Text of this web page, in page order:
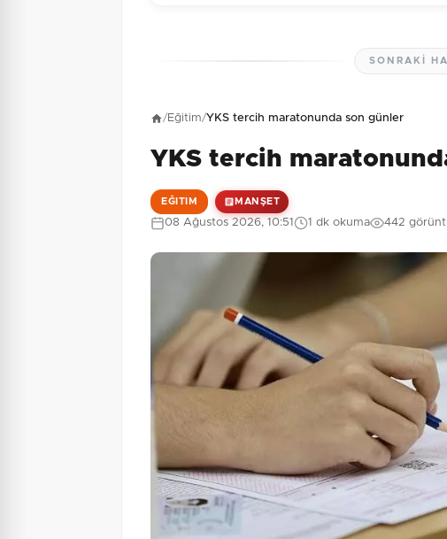
Güvenlik Sorusu: 5 + 3 = ?
SONRAKI
/Eğitim/YKS tercih maratonunda son günler
YKS tercih
EĞITIM MANŞET
08 Ağustos 2026, 10:51 1 dk okuma 442